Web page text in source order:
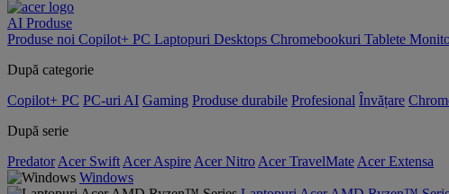
AI Produse
Produse noi Copilot+ PC Laptopuri Desktops Chromebookuri Tablete
După categorie
Copilot+ PC PC-uri AI Gaming Produse durabile Profesional Învățare
După serie
Predator Acer Swift Acer Aspire Acer Nitro Acer TravelMate Acer Extensa
Windows